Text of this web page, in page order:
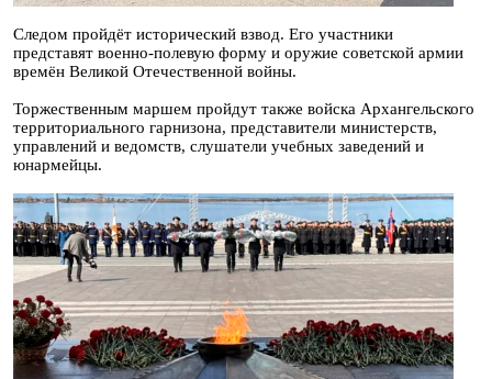
Следом пройдёт исторический взвод. Его участники
представят военно-полевую форму и оружие советской армии
времён Великой Отечественной войны.
Торжественным маршем пройдут также войска Архангельского
территориального гарнизона, представители министерств,
управлений и ведомств, слушатели учебных заведений и
юнармейцы.